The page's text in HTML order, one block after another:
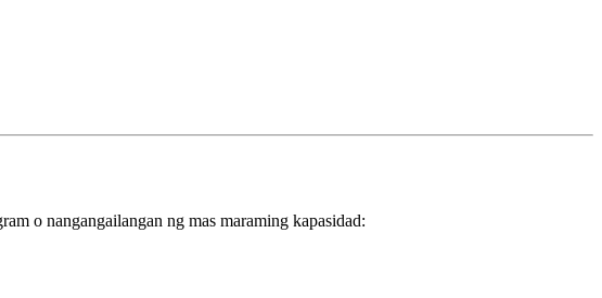
o nangangailangan ng mas maraming kapasidad: